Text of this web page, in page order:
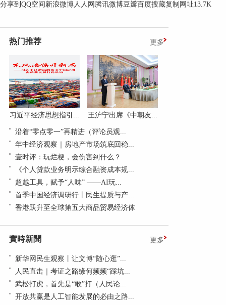
分享到 QQ空间 新浪微博人人网 腾讯微博豆瓣百度搜藏复制网址13.7K
热门推荐 更多
习近平经济思想指引... 王沪宁出席《中朝友...
沿着“零点零一”再精进（评论员观...
年中经济观察｜房地产市场筑底回稳...
壹时评：玩烂梗，会伤害到什么？
《个人贷款业务明示综合融资成本规...
超越工具，赋予“人味” ——AI玩...
首季中国经济调研行丨民生提质与产...
香港跃升至全球第五大商品贸易经济体
實時新聞 更多
新华网民生观察丨让文博“随心逛”...
人民直击｜考证之路缘何频频“踩坑...
武松打虎，首先是“敢”打（人民论...
开放共赢是人工智能发展的必由之路...